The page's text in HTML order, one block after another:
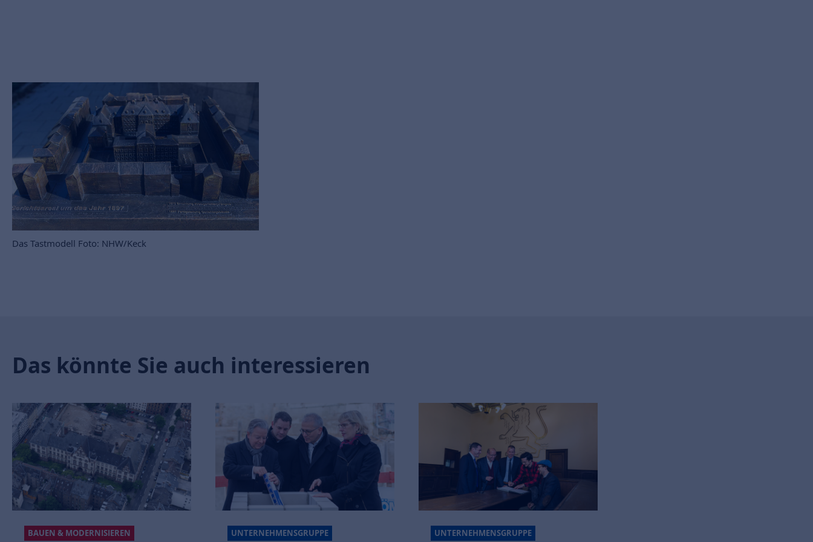
Das Tastmodell Foto: NHW/Keck
Das könnte Sie auch interessieren
BAUEN & MODERNISIEREN UNTERNEHMENSGRUPPE UNTERNEHMENSGRUPPE